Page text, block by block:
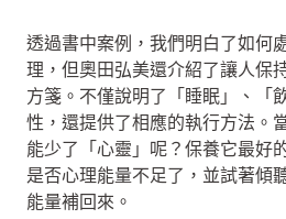
透過書中案例，我們明白了如何
理，但奧田弘美還介紹了讓人保
方箋。不僅說明了「睡眠」、「
性，還提供了相應的執行方法。
能少了「心靈」呢？保養它最好
是否心理能量不足了，並試著傾
能量補回來。